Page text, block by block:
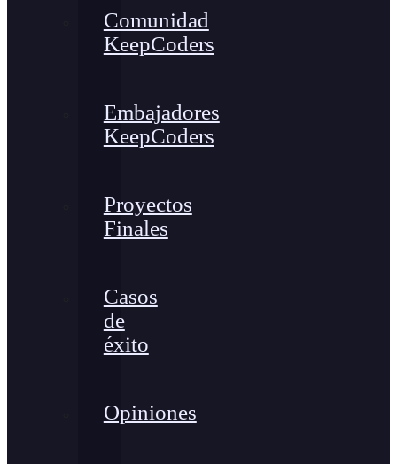
Comunidad
KeepCoders
Embajadores
KeepCoders
Proyectos
Finales
Casos
de
éxito
Opiniones